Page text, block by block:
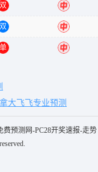
双 中
双 中
单 中
大飞飞专业预测
费预测网-PC28开奖速报-走势